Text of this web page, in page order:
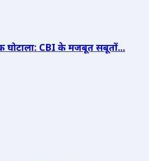
घोटाला: CBI के मजबूत सबूतों...